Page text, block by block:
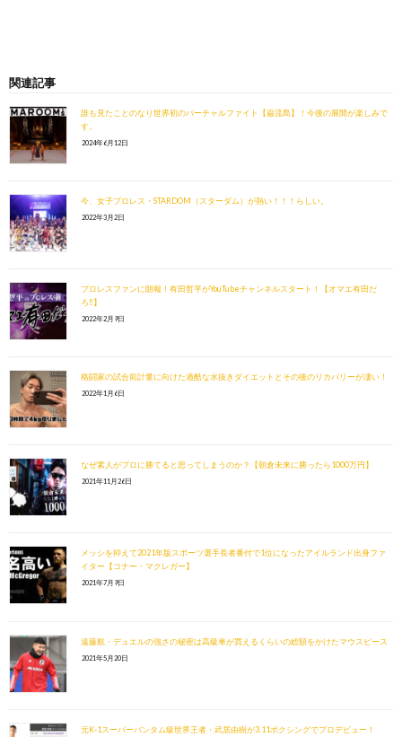
関連記事
誰も見たことのなり世界初のバーチャルファイト【巌流島】！今後の展開が楽しみで
す。
2024年6月12日
今、女子プロレス・STARDOM（スターダム）が熱い！！！らしい。
2022年3月2日
プロレスファンに朗報！有田哲平がYouTubeチャンネルスタート！【オマエ有田だ
ろ‼︎】
2022年2月9日
格闘家の試合前計量に向けた過酷な水抜きダイエットとその後のリカバリーが凄い！
2022年1月6日
なぜ素人がプロに勝てると思ってしまうのか？【朝倉未来に勝ったら1000万円】
2021年11月26日
メッシを抑えて2021年版スポーツ選手長者番付で1位になったアイルランド出身ファ
イター【コナー・マクレガー】
2021年7月9日
遠藤航・デュエルの強さの秘密は高級車が買えるくらいの総額をかけたマウスピース
2021年5月20日
元K-1スーパーバンタム級世界王者・武居由樹が3.11ボクシングでプロデビュー！